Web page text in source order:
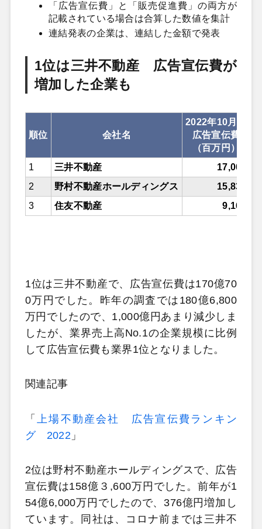
「広告宣伝費」と「販売促進費」の両方が
記載されている場合は合算した数値を集計
連結発表の企業は、連結した金額で発表
1位は三井不動産 広告宣伝費が
増加した企業も
順位 会社名
2022年10月期
広告宣伝費
（百万円）
1
三井不動産
17,007
2
野村不動産ホールディングス
15,836
3
住友不動産 9,163
1位は三井不動産で、広告宣伝費は170億70
0万円でした。昨年の調査では180億6,800
万円でしたので、1,000億円あまり減少しま
したが、業界売上高No.1の企業規模に比例
して広告宣伝費も業界1位となりました。
関連記事
「
上場不動産会社 広告宣伝費ランキン
グ 2022 」
2位は野村不動産ホールディングスで、広告
宣伝費は158億３,600万円でした。前年が1
54億6,000万円でしたので、376億円増加し
ています。同社は、コロナ前までは三井不